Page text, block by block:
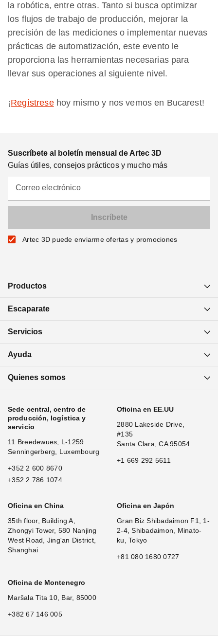
la robótica, entre otras. Tanto si busca optimizar
los flujos de trabajo de producción, mejorar la
precisión de las mediciones o implementar nuevas
prácticas de automatización, este evento le
proporciona las herramientas necesarias para
llevar sus operaciones al siguiente nivel.
¡Regístresehoy mismo y nos vemos en Bucarest!
Suscríbete al boletín mensual de Artec 3D
Guías útiles, consejos prácticos y mucho más
Correo electrónico
Artec 3D puede enviarme ofertas y promociones
Productos
Escaparate
Servicios
Ayuda
Quienes somos
Sede central, centro de
producción, logística y
servicio
11 Breedewues, L-1259
Senningerberg, Luxembourg
+352 2 600 8670
+352 2 786 1074
Oficina en EE.UU
2880 Lakeside Drive,
#135
Santa Clara, CA 95054
+1 669 292 5611
Oficina en China
35th floor, Building A,
Zhongyi Tower, 580 Nanjing
West Road, Jing'an District,
Shanghai
Oficina en Japón
Gran Biz Shibadaimon F1, 1-
2-4, Shibadaimon, Minato-
ku, Tokyo
+81 080 1680 0727
Oficina de Montenegro
Maršala Tita 10, Bar, 85000
+382 67 146 005